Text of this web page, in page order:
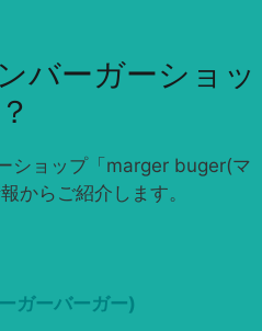
バーガーショッ
ショップ「marger buger(マ
からご紹介します。
ガーバーガー)